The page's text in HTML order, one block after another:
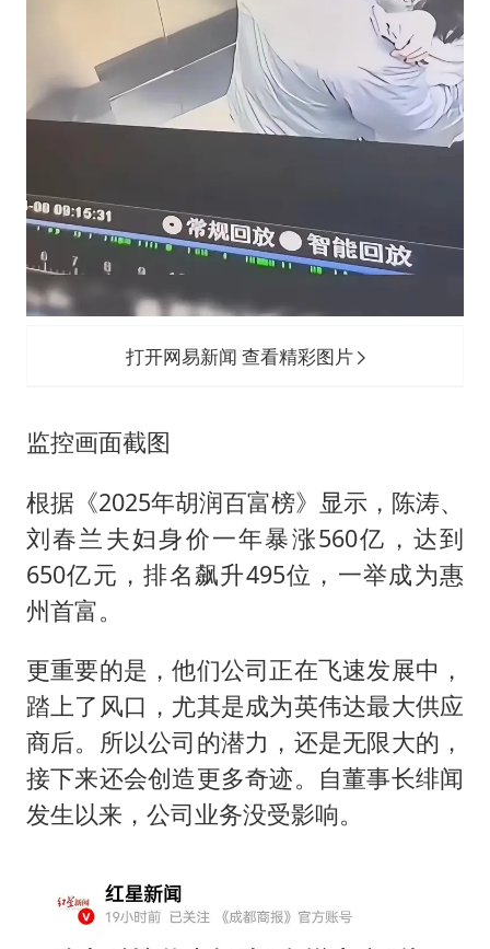
打开网易新闻 查看精彩图片
监控画面截图
根据《2025年胡润百富榜》显示，陈涛、
刘春兰夫妇身价一年暴涨560亿，达到
650亿元，排名飙升495位，一举成为惠
州首富。
更重要的是，他们公司正在飞速发展中，
踏上了风口，尤其是成为英伟达最大供应
商后。所以公司的潜力，还是无限大的，
接下来还会创造更多奇迹。自董事长绯闻
发生以来，公司业务没受影响。